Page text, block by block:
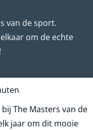
van de sport.
om de echte
The Masters van de
jaar om dit mooie